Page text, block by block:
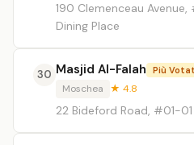
190 Clemenceau
Dining Place
30 Masjid Al-Falah Più
Moschea ★ 4.8
22 Bideford Road, #01-01